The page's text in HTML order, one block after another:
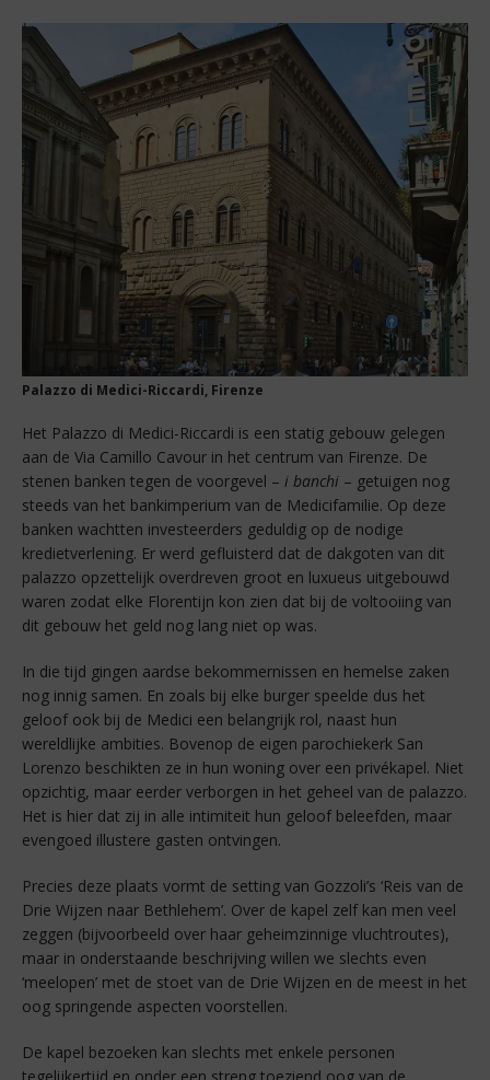
Palazzo di Medici-Riccardi, Firenze
Het Palazzo di Medici-Riccardi is een statig gebouw gelegen
aan de Via Camillo Cavour in het centrum van Firenze. De
stenen banken tegen de voorgevel – i banchi – getuigen nog
steeds van het bankimperium van de Medicifamilie. Op deze
banken wachtten investeerders geduldig op de nodige
kredietverlening. Er werd gefluisterd dat de dakgoten van dit
palazzo opzettelijk overdreven groot en luxueus uitgebouwd
waren zodat elke Florentijn kon zien dat bij de voltooiing van
dit gebouw het geld nog lang niet op was.
In die tijd gingen aardse bekommernissen en hemelse zaken
nog innig samen. En zoals bij elke burger speelde dus het
geloof ook bij de Medici een belangrijk rol, naast hun
wereldlijke ambities. Bovenop de eigen parochiekerk San
Lorenzo beschikten ze in hun woning over een privékapel. Niet
opzichtig, maar eerder verborgen in het geheel van de palazzo.
Het is hier dat zij in alle intimiteit hun geloof beleefden, maar
evengoed illustere gasten ontvingen.
Precies deze plaats vormt de setting van Gozzoli’s ‘Reis van de
Drie Wijzen naar Bethlehem’. Over de kapel zelf kan men veel
zeggen (bijvoorbeeld over haar geheimzinnige vluchtroutes),
maar in onderstaande beschrijving willen we slechts even
‘meelopen’ met de stoet van de Drie Wijzen en de meest in het
oog springende aspecten voorstellen.
De kapel bezoeken kan slechts met enkele personen